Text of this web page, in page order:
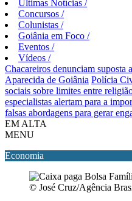
Últimas Notícias /
Concursos /
Colunistas /
Goiânia em Foco /
Eventos /
Vídeos /
Chacareiros denunciam suposta
Aparecida de Goiânia Polícia
sociais sobre limites entre
especialistas alertam para a
falsas abordagens para gerar
EM ALTA
MENU
Economia
© José Cruz/Agência